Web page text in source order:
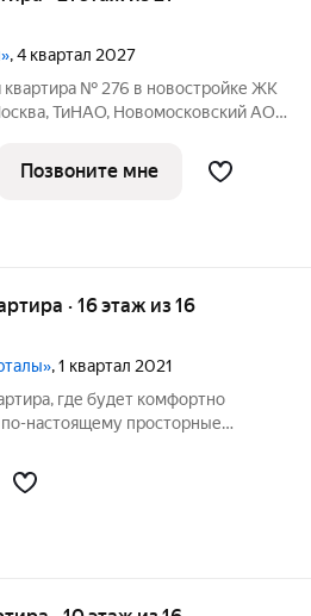
, 4 квартал 2027
квартира № 276 в новостройке ЖК
ТиНАО, Новомосковский АО,
№ 160, 1Вк3. Общая площадь
Позвоните мне
· 16 этаж из 16
, 1 квартал 2021
где будет комфортно
настоящему просторные